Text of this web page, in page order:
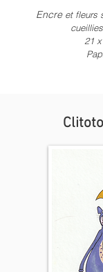
Encreet fleurs
21 x